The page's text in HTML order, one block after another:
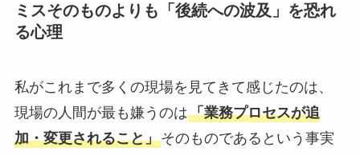
ミスそのものよりも「後続への波及」を恐れ
る心理
私がこれまで多くの現場を見てきて感じたのは、
現場の人間が最も嫌うのは「業務プロセスが追
加・変更されること」そのものであるという事実